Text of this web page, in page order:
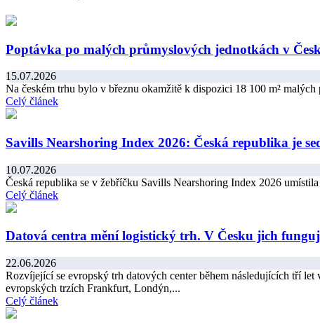
Poptávka po malých průmyslových jednotkách v
15.07.2026
Na českém trhu bylo v březnu okamžitě k dispozici 18 100 m²
Celý článek
Savills Nearshoring Index 2026: Česká republika je
10.07.2026
Česká republika se v žebříčku Savills Nearshoring Index 2026
Celý článek
Datová centra mění logistický trh. V Česku jich
22.06.2026
Rozvíjející se evropský trh datových center během následujících tří
evropských trzích Frankfurt, Londýn,...
Celý článek